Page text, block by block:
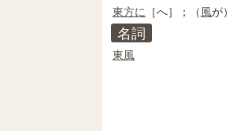
東方に ［へ］；（ 風が）
名詞
東風